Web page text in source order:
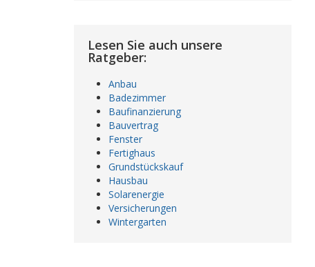
Lesen Sie auch unsere
Ratgeber:
Anbau
Badezimmer
Baufinanzierung
Bauvertrag
Fenster
Fertighaus
Grundstückskauf
Hausbau
Solarenergie
Versicherungen
Wintergarten